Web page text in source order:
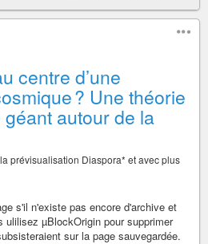
centre d’une
? Une théorie
autour de la
prévisualisation Diaspora* et avec plus
s'il n'existe pas encore d'archive et
µBlockOrigin pour supprimer
sur la page sauvegardée.